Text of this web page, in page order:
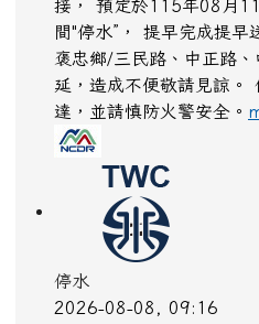
接， 預定於115年08月
間"停水”， 提早完成提
褒忠鄉/三民路、中正路
延，造成不便敬請見諒。
達，並請慎防火警安全。
停水
2026-08-08, 09:16